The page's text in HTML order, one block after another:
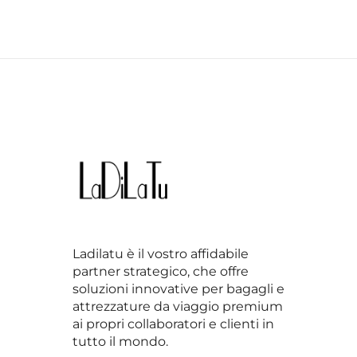
Ladilatu è il vostro affidabile
partner strategico, che offre
soluzioni innovative per bagagli e
attrezzature da viaggio premium
ai propri collaboratori e clienti in
tutto il mondo.